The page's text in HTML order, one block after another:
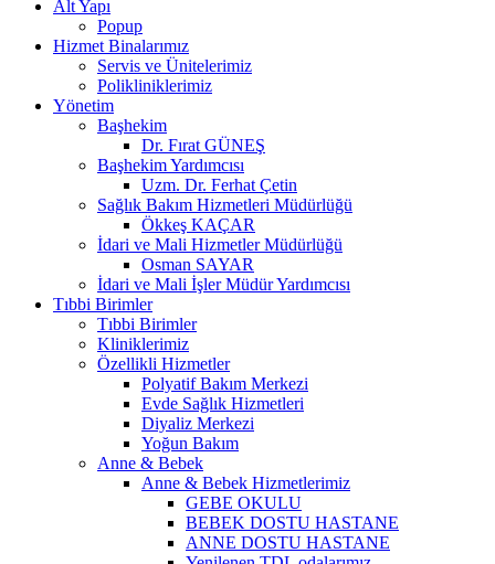
Alt Yapı
Popup
Hizmet Binalarımız
Servis ve Ünitelerimiz
Polikliniklerimiz
Yönetim
Başhekim
Dr. Fırat GÜNEŞ
Başhekim Yardımcısı
Uzm. Dr. Ferhat Çetin
Sağlık Bakım Hizmetleri Müdürlüğü
Ökkeş KAÇAR
İdari ve Mali Hizmetler Müdürlüğü
Osman SAYAR
İdari ve Mali İşler Müdür Yardımcısı
Tıbbi Birimler
Tıbbi Birimler
Kliniklerimiz
Özellikli Hizmetler
Polyatif Bakım Merkezi
Evde Sağlık Hizmetleri
Diyaliz Merkezi
Yoğun Bakım
Anne & Bebek
Anne & Bebek Hizmetlerimiz
GEBE OKULU
BEBEK DOSTU HASTANE
ANNE DOSTU HASTANE